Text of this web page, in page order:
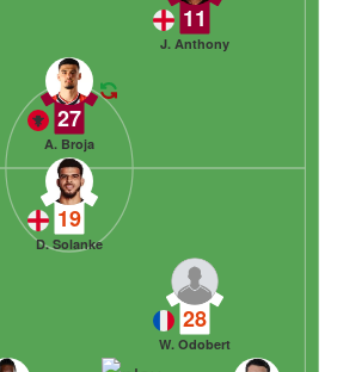
11
J. Anthony
27
A. Broja
28
W. Odobert
19
D. Solanke